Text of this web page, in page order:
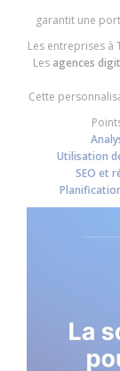
garantit une
Les entreprises
Les agences
Cette
Utilisation
SEO et